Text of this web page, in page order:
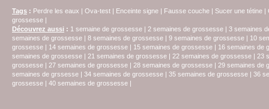
Tags : Perdre les eaux | Ova-test | Enceinte signe | Fausse couche | Sucer une tétine |
grossesse |
Découvrez aussi : 1 semaine de grossesse | 2 semaines de grossesse | 3 semaines
semaines de grossesse | 8 semaines de grossesse | 9 semaines de grossesse | 10
grossesse | 14 semaines de grossesse | 15 semaines de grossesse | 16 semaines de
semaines de grossesse | 21 semaines de grossesse | 22 semaines de grossesse | 23
grossesse | 27 semaines de grossesse | 28 semaines de grossesse | 29 semaines de
semaines de grssesse | 34 semaines de grossesse | 35 semaines de grossesse | 36
grossesse | 40 semaines de grossesse |